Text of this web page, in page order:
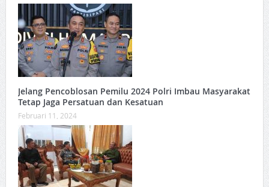
Jelang Pencoblosan Pemilu 2024 Polri Imbau Masyarakat
Tetap Jaga Persatuan dan Kesatuan
Februari 11, 2024